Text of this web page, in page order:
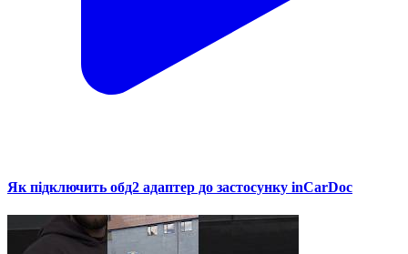
Як підключить обд2 адаптер до застосунку inCarDoc